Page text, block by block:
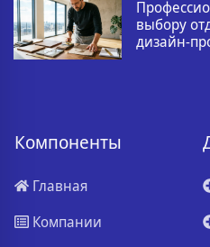
выбору
дизайн-
Компоненты
Главная
Компании